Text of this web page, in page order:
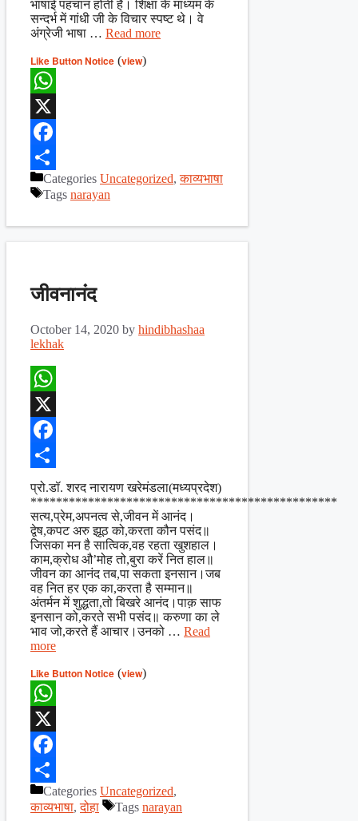
भाषाई पहचान होती है। शिक्षा के माध्यम के
सन्दर्भ में गांधी जी के विचार स्पष्ट थे। वे
अंग्रेजी भाषा … Read more
Like Button Notice (view)
WhatsApp
X
Facebook
ShareCategories Uncategorized,काव्यभाषा
Tags narayan
जीवनानंद
October 14, 2020 by hindibhashaa
lekhak
WhatsApp
X
Facebook
Share
प्रो.डॉ. शरद नारायण खरेमंडला(मध्यप्रदेश)
************************************************
सत्य,प्रेम,अपनत्व से,जीवन में आनंद।
द्वेष,कपट अरु झूठ को,करता कौन पसंद॥
जिसका मन है सात्विक,वह रहता खुशहाल।
काम,क्रोध औ’मोह तो,बुरा करें नित हाल॥
जीवन का आनंद तब,पा सकता इनसान।जब
वह नित हर एक का,करता है सम्मान॥
अंतर्मन में शुद्धता,तो बिखरे आनंद।पाक़ साफ
इनसान को,करते सभी पसंद॥ करुणा का ले
भाव जो,करते हैं आचार।उनको … Read
more
Like Button Notice (view)
WhatsApp
X
Facebook
ShareCategories Uncategorized,
काव्यभाषा,दोहा Tags narayan